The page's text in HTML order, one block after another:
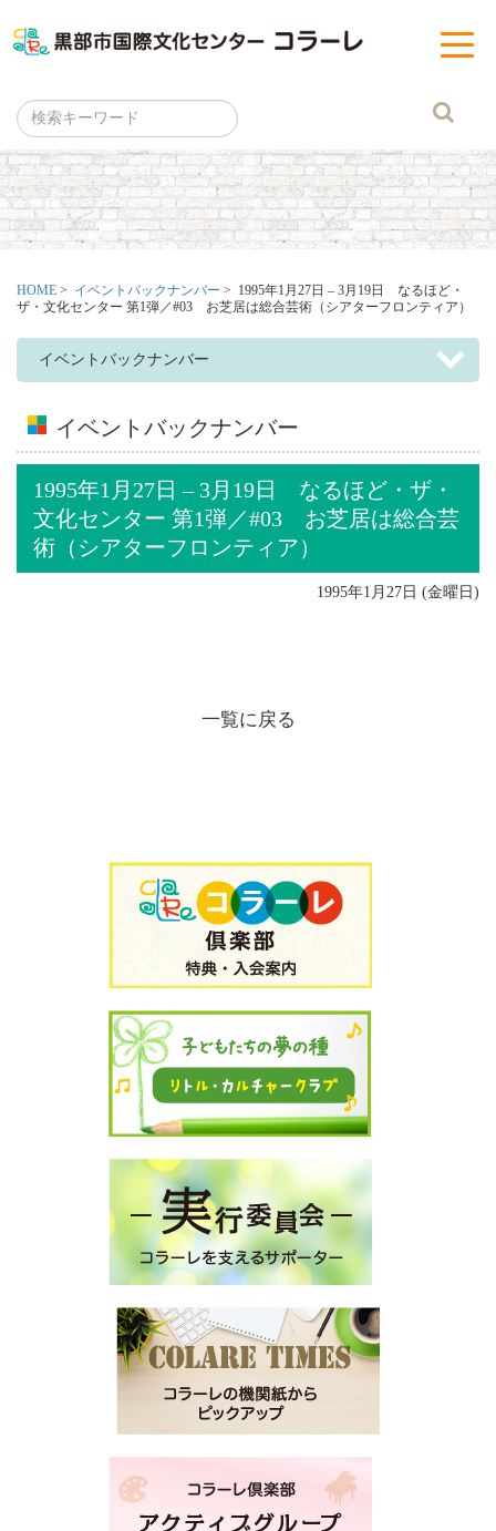
黒部
t
o
v
i
g
a
t
i
o
HOME > イベントバックナンバー > 1995年1月27日 – 3月19日 なるほど・
ザ・文化センター 第1弾／#03 お芝居は総合芸術（シアターフロンティア）
イベントバックナンバー
イベントバックナンバー
1995年1月27日 – 3月19日 なるほど・ザ・
文化センター 第1弾／#03 お芝居は総合芸
術（シアターフロンティア）
1995年1月27日 (金曜日)
一覧に戻る